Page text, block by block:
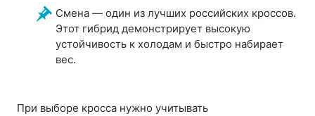
Смена — один из лучших российских кроссов.
Этот гибрид демонстрирует высокую
устойчивость к холодам и быстро набирает
вес.
При выборе кросса нужно учитывать